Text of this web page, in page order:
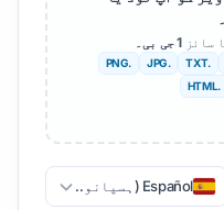
سائز 1 جی بی۔
.TXT
.JPG
.PNG
.HTML
Español (ہسپانوی)